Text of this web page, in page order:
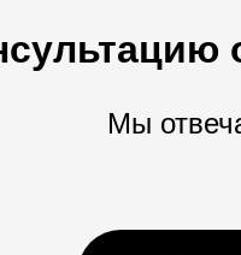
Мы